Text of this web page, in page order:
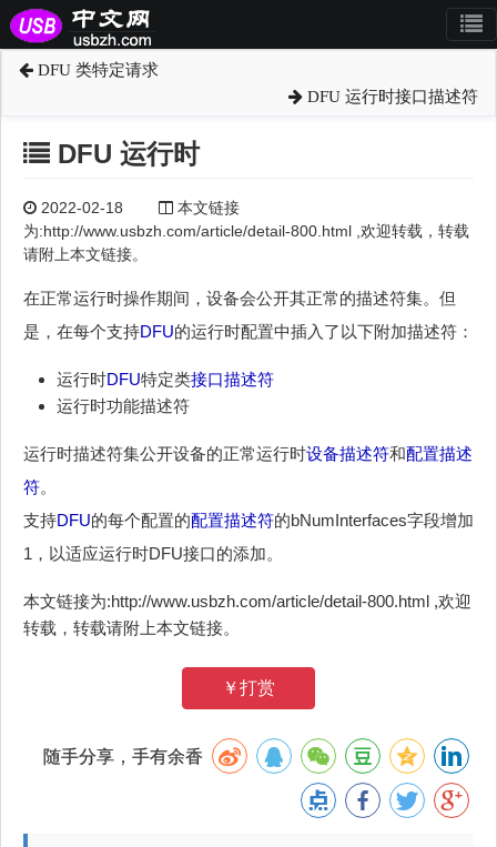
DFU 类特定请求
DFU 运行时接口描述符
DFU 运行时
2022-02-18
本文链接
为:http://www.usbzh.com/article/detail-800.html ,欢迎转载，转载
请附上本文链接。
在正常运行时操作期间，设备会公开其正常的描述符集。但
是，在每个支持DFU的运行时配置中插入了以下附加描述符：
运行时DFU特定类接口描述符
运行时功能描述符
运行时描述符集公开设备的正常运行时设备描述符和配置描述
符。
支持DFU的每个配置的配置描述符的bNumInterfaces字段增加
1，以适应运行时DFU接口的添加。
本文链接为:http://www.usbzh.com/article/detail-800.html ,欢迎
转载，转载请附上本文链接。
￥打赏
随手分享，手有余香